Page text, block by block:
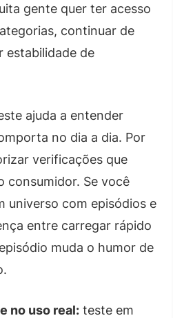
gente quer ter acesso
continuar de
estabilidade de
ajuda a entender
no dia a dia. Por
verificações que
consumidor. Se você
universo com episódios e
entre carregar rápido
muda o humor de
no uso real: teste em